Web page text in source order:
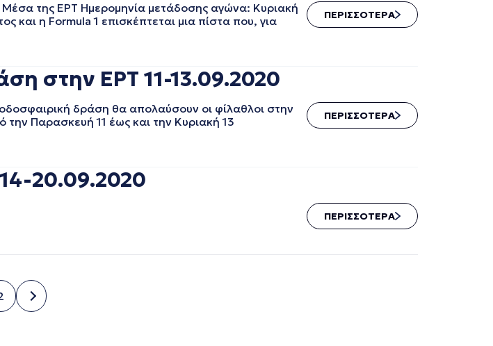
Μέσα της ΕΡΤ Ημερομηνία μετάδοσης αγώνα: Κυριακή
και η Formula 1 επισκέπτεται μια πίστα που, για
ΠΕΡΙΣΣΟΤΕΡΑ
στην ΕΡΤ 11-13.09.2020
δράση θα απολαύσουν οι φίλαθλοι στην
Παρασκευή 11 έως και την Κυριακή 13
ΠΕΡΙΣΣΟΤΕΡΑ
20.09.2020
ΠΕΡΙΣΣΟΤΕΡΑ
Σελίδα